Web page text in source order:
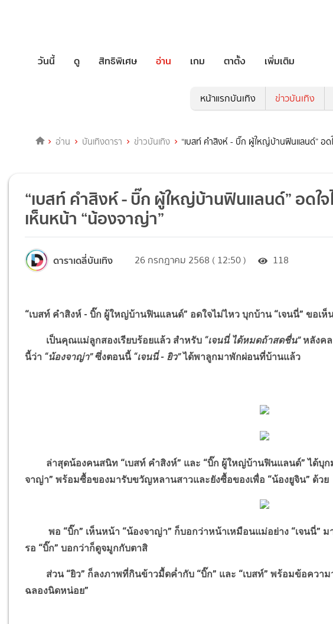
วันนี้ ดู สิทธิพิเศษ อ่าน เกม ตาตั้ง เพิ่มเติม
หน้าแรกบันเทิง ข่าวบันเทิง
อ่าน บันเทิงดารา ข่าวบันเทิง “เบสท์ คำสิงห์ - บิ๊ก ผู้ใหญ่บ้านฟินแลนด์” อด
“เบสท์ คำสิงห์ - บิ๊ก ผู้ใหญ่บ้านฟินแลนด์” อดใจ
เห็นหน้า “น้องจาญ่า”
ดาราเดลี่บันเทิง 26 กรกฎาคม 2568 ( 12:50 ) 118
“เบสท์ คำสิงห์ - บิ๊ก ผู้ใหญ่บ้านฟินแลนด์” อดใจไม่ไหว บุกบ้าน “เจนนี่” ขอเห็
เป็นคุณแม่ลูกสองเรียบร้อยแล้ว สำหรับ “เจนนี่ ได้หมดถ้าสดชื่น”หลังคล
นี้ว่า “น้องจาญ่า”ซึ่งตอนนี้ “เจนนี่ - ยิว”ได้พาลูกมาพักผ่อนที่บ้านแล้ว
ล่าสุดน้องคนสนิท “เบสท์ คำสิงห์” และ “บิ๊ก ผู้ใหญ่บ้านฟินแลนด์” ได้บุกม
จาญ่า” พร้อมซื้อของมารับขวัญหลานสาวและยังซื้อของเพื่อ “น้องยูจิน” ด้วย
พอ “บิ๊ก” เห็นหน้า “น้องจาญ่า” ก็บอกว่าหน้าเหมือนแม่อย่าง “เจนนี่” มา
รอ “บิ๊ก” บอกว่าก็ดูจมูกกับตาสิ
ส่วน “ยิว” ก็ลงภาพที่กินข้าวมื้ดค่ำกับ “บิ๊ก” และ “เบสท์” พร้อมข้อความ
ฉลองนิดหน่อย”